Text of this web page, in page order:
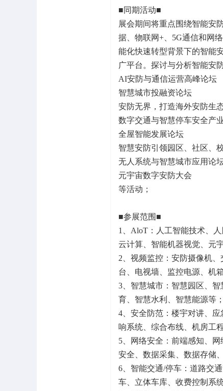
■同期活动■
展会期间将重点围绕智能安
据、物联网+、5G通信和网
能化快速转型背景下的智能
广平台。探讨与分析智能安
AI安防与通信运营高峰论坛
智慧城市投融资论坛
安防无界，打造海外安防生
数字交通与智慧停车安全产
全屋智能发展论坛
智慧安防引领园区、社区、
无人系统与智慧城市应用论
元宇宙数字安防大会
等活动；
■参展范围■
1、AloT：人工智能技术、
云计算、智能机器视觉、元
2、视频监控：安防摄像机
台、电视墙、监控电源、机
3、智慧城市：智慧园区、
育、智慧水利、智慧能源等；
4、安全防范：楼宇对讲、
响系统、综合布线、机房工
5、网络安全：前端感知、
安全、数据采集、数据存储
6、智能交通/停车：道路交
车、立体车库、收费控制系